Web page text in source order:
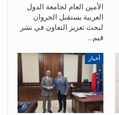
الأمين العام لجامعة الدول
العربية يستقبل الجروان
لبحث تعزيز التعاون في نشر
قيم…
أخبار